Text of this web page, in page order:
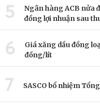
5
Ngân hàng ACB nửa
đồng lợi nhuận sau
6
Giá xăng dầu đồng
đồng/lít
7 SASCO bổ nhiệm